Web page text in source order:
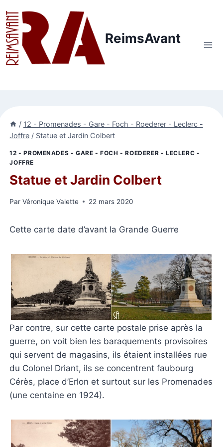
au
contenu
ReimsAvant
/ 12 - Promenades - Gare - Foch - Roederer - Leclerc -
Joffre / Statue et Jardin Colbert
12 - PROMENADES - GARE - FOCH - ROEDERER - LECLERC -
JOFFRE
Statue et Jardin Colbert
Par Véronique Valette 22 mars 2020
Cette carte date d’avant la Grande Guerre
Par contre, sur cette carte postale prise après la
guerre, on voit bien les baraquements provisoires
qui servent de magasins, ils étaient installées rue
du Colonel Driant, ils se concentrent faubourg
Cérès, place d’Erlon et surtout sur les Promenades
(une centaine en 1924).